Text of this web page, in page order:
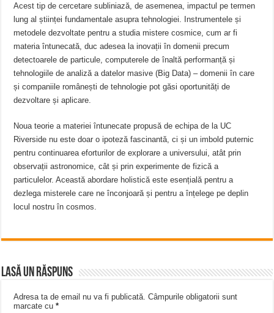
Acest tip de cercetare subliniază, de asemenea, impactul pe termen
lung al științei fundamentale asupra tehnologiei. Instrumentele și
metodele dezvoltate pentru a studia mistere cosmice, cum ar fi
materia întunecată, duc adesea la inovații în domenii precum
detectoarele de particule, computerele de înaltă performanță și
tehnologiile de analiză a datelor masive (Big Data) – domenii în care
și companiile românești de tehnologie pot găsi oportunități de
dezvoltare și aplicare.
Noua teorie a materiei întunecate propusă de echipa de la UC
Riverside nu este doar o ipoteză fascinantă, ci și un imbold puternic
pentru continuarea eforturilor de explorare a universului, atât prin
observații astronomice, cât și prin experimente de fizică a
particulelor. Această abordare holistică este esențială pentru a
dezlega misterele care ne înconjoară și pentru a înțelege pe deplin
locul nostru în cosmos.
Lasă un răspuns
Adresa ta de email nu va fi publicată. Câmpurile obligatorii sunt
marcate cu*